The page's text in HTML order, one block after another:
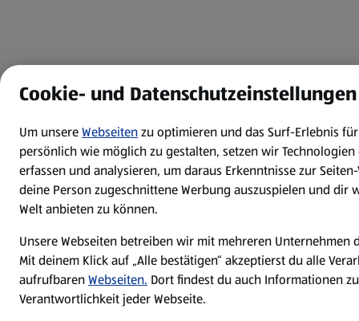
Cookie- und Datenschutzeinstellungen
Um unsereWebseitenzu optimieren und das Surf-Erlebnis
persönlich wie möglich zu gestalten, setzen wir
erfassen und analysieren, um daraus Erkenntnisse zur
deine Person zugeschnittene Werbung auszuspielen und dir
Welt anbieten zu können.
Unsere Webseiten betreiben wir mit mehreren Unternehmen
Mit deinem Klick auf „Alle bestätigen“ akzeptierst du alle
aufrufbarenWebseiten. Dort findest du auch Informationen
Verantwortlichkeit jeder Webseite.